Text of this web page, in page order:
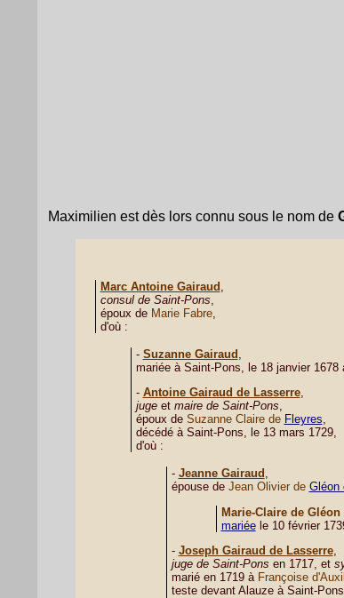
Maximilien est dès lors connu sous le nom de
Marc Antoine Gairaud ,
consul de Saint-Pons,
époux de Marie Fabre,
d'où :
- Suzanne Gairaud ,
mariée à Saint-Pons, le 18 janvier 1678
- Antoine Gairaud de Lasserre,
jugeet maire de Saint-Pons,
époux de Suzanne Claire de Fleyres,
décédé à Saint-Pons, le 13 mars 1729,
d'où :
- Jeanne Gairaud ,
épouse de Jean Olivier de Gléon
Marie-Claire de Gléon
mariéele 10 février
- Joseph Gairaud de Lasserre,
juge de Saint-Pons en 1717, et
marié en 1719 à Françoise
teste devant Alauze à Saint-